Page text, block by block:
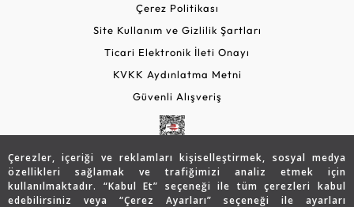
Çerezler, içeriği ve reklamları kişiselleştirmek, sosyal medya
özellikleri sağlamak ve trafiğimizi analiz etmek için
kullanılmaktadır. “Kabul Et” seçeneği ile tüm çerezleri kabul
edebilirsiniz veya “Çerez Ayarları” seçeneği ile ayarları
Çerez Politikası
Site Kullanım ve Gizlilik Şartları
Ticari Elektronik İleti Onayı
KVKK Aydınlatma Metni
Güvenli Alışveriş